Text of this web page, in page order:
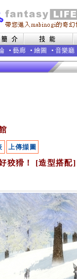
• 藝廊 • 繪圖 • 音樂廳
上傳擷圖
狡猾！ [造型搭配]